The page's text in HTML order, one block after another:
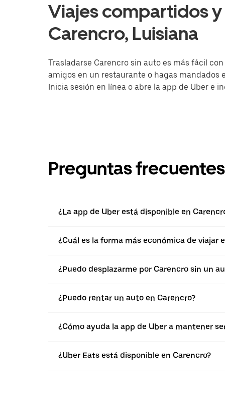
Viajes compartidos
Carencro, Luisiana
Trasladarse Carencro sin auto es más fácil
amigos en un restaurante o hagas mandados
Inicia sesión en línea o abre la app de Uber e
Preguntas frecuentes
¿La app de Uber está disponible en
¿Cuál es la forma más económica de viajar
¿Puedo desplazarme por Carencro sin un
¿Puedo rentar un auto en Carencro?
¿Cómo ayuda la app de Uber a mantener
¿Uber Eats está disponible en Carencro?